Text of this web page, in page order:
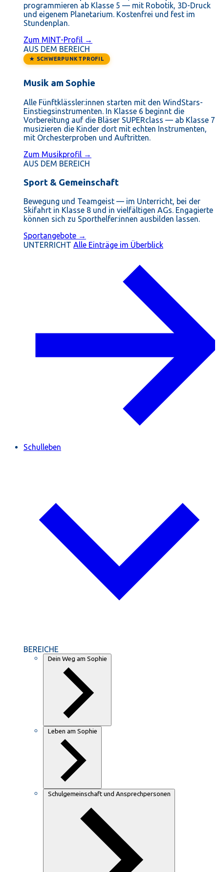
programmieren ab Klasse 5 — mit Robotik, 3D-Druck
und eigenem Planetarium. Kostenfrei und fest im
Stundenplan.
Zum MINT-Profil →
AUS DEM BEREICH
★ SCHWERPUNKTPROFIL
Musik am Sophie
Alle Fünftklässler:innen starten mit den WindStars-
Einstiegsinstrumenten. In Klasse 6 beginnt die
Vorbereitung auf die Bläser SUPERclass — ab Klasse 7
musizieren die Kinder dort mit echten Instrumenten,
mit Orchesterproben und Auftritten.
Zum Musikprofil →
AUS DEM BEREICH
Sport & Gemeinschaft
Bewegung und Teamgeist — im Unterricht, bei der
Skifahrt in Klasse 8 und in vielfältigen AGs. Engagierte
können sich zu Sporthelfer:innen ausbilden lassen.
Sportangebote →
UNTERRICHT Alle Einträge im Überblick
Schulleben
BEREICHE
Dein Weg am Sophie
Leben am Sophie
Schulgemeinschaft und Ansprechpersonen